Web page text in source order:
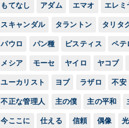
もてなし アダム エマオ エレミ
スキャンダル タラントン タリタ
パウロ パン種 ピスティス ペテ
メシア モーセ ヤイロ ヤコブ
ユーカリスト ヨブ ラザロ 不安
不正な管理人 主の僕 主の平和
今ここに 仕える 信頼 偶像 光